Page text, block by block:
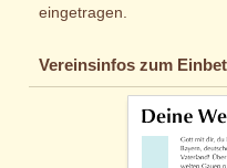
eingetragen.
Vereinsinfos zum